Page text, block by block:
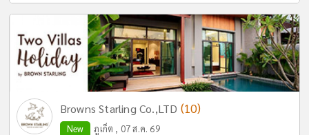
Browns Starling Co.,LTD (10)
New ภูเก็ต , 07 ส.ค. 69